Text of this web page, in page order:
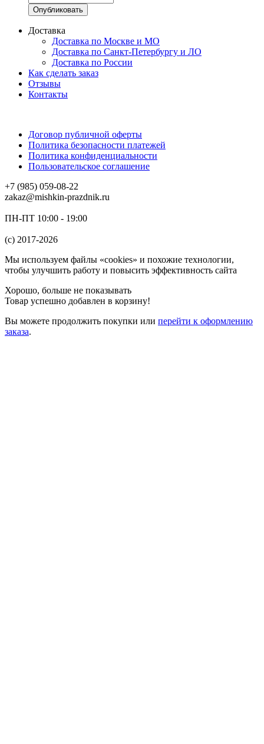
Доставка
Доставка по Москве и МО
Доставка по Санкт-Петербургу и ЛО
Доставка по России
Как сделать заказ
Отзывы
Контакты
Договор публичной оферты
Политика безопасности платежей
Политика конфиденциальности
Пользовательское соглашение
+7 (985) 059-08-22
zakaz@mishkin-prazdnik.ru
ПН-ПТ 10:00 - 19:00
(c) 2017-2026
Мы используем файлы «cookies» и похожие технологии,
чтобы улучшить работу и повысить эффективность сайта
Хорошо, больше не показывать
Товар успешно добавлен в корзину!
Вы можете продолжить покупки или перейти к оформлению
заказа.